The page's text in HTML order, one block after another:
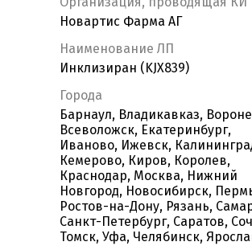
Новартис Фарма АГ
Наименование ЛП
Инклизиран (KJX839)
Города
Барнаул, Владикавказ,
Всеволожск, Екатеринбург,
Иваново, Ижевск,
Кемерово, Киров, Королев,
Краснодар, Москва, Нижний
Новгород, Новосибирск,
Ростов-на-Дону, Рязань,
Санкт-Петербург, Саратов,
Томск, Уфа, Челябинск,